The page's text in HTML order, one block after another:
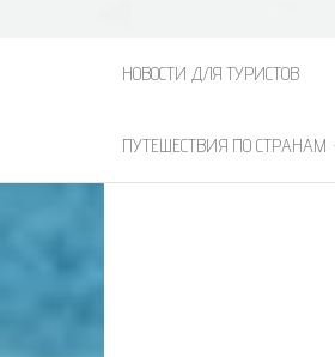
НОВОСТИ ДЛЯ ТУРИСТОВ
ПУТЕШЕСТВИЯ ПО СТРАНАМ